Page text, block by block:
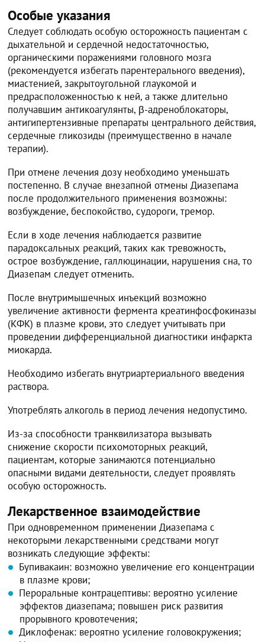
Особые указания
Следует соблюдать особую осторожность пациентам с
дыхательной и сердечной недостаточностью,
органическими поражениями головного мозга
(рекомендуется избегать парентерального введения),
миастенией, закрытоугольной глаукомой и
предрасположенностью к ней, а также длительно
получавшим антикоагулянты, β-адреноблокаторы,
антигипертензивные препараты центрального действия,
сердечные гликозиды (преимущественно в начале
терапии).
При отмене лечения дозу необходимо уменьшать
постепенно. В случае внезапной отмены Диазепама
после продолжительного применения возможны:
возбуждение, беспокойство, судороги, тремор.
Если в ходе лечения наблюдается развитие
парадоксальных реакций, таких как тревожность,
острое возбуждение, галлюцинации, нарушения сна, то
Диазепам следует отменить.
После внутримышечных инъекций возможно
увеличение активности фермента креатинфосфокиназы
(КФК) в плазме крови, это следует учитывать при
проведении дифференциальной диагностики инфаркта
миокарда.
Необходимо избегать внутриартериального введения
раствора.
Употреблять алкоголь в период лечения недопустимо.
Из-за способности транквилизатора вызывать
снижение скорости психомоторных реакций,
пациентам, которые занимаются потенциально
опасными видами деятельности, следует проявлять
особую осторожность.
Лекарственное взаимодействие
При одновременном применении Диазепама с
некоторыми лекарственными средствами могут
возникать следующие эффекты:
Бупивакаин: возможно увеличение его концентрации
в плазме крови;
Пероральные контрацептивы: вероятно усиление
эффектов диазепама; повышен риск развития
прорывного кровотечения;
Диклофенак: вероятно усиление головокружения;